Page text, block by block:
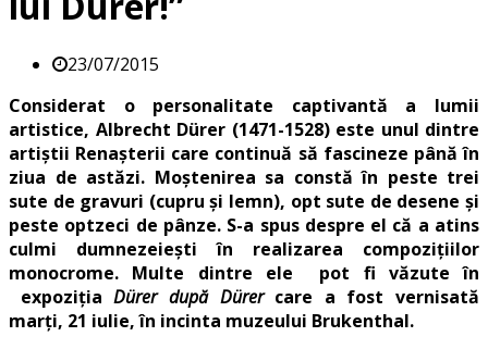
23/07/2015
Considerat o personalitate captivantă a lumii
artistice, Albrecht Dürer (1471-1528) este unul dintre
artiștii Renașterii care continuă să fascineze până în
ziua de astăzi. Moștenirea sa constă în peste trei
sute de gravuri (cupru și lemn), opt sute de desene și
peste optzeci de pânze. S-a spus despre el că a atins
culmi dumnezeiești în realizarea compozițiilor
monocrome. Multe dintre ele pot fi văzute în
expoziţiaDürer după Dürer care a fost vernisată
marți, 21 iulie, în incinta muzeului Brukenthal.